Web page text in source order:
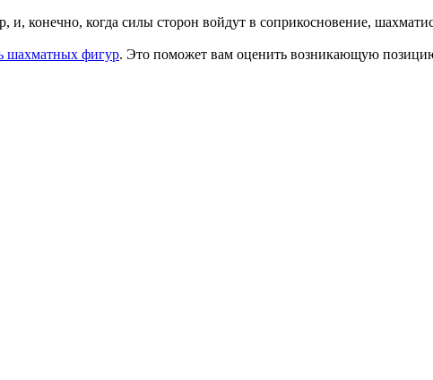
и, конечно, когда силы сторон войдут в соприкосновение,
шахматных фигур. Это поможет вам оценить возникающую